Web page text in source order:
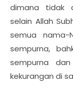
dimana tidak
selain Allah
semua
sempurna,
sempurna
kekurangan di